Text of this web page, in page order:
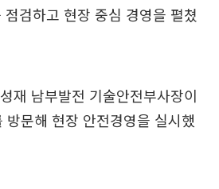
검하고 현장 중심 경영을 펼쳤
재 남부발전 기술안전부사장이
방문해 현장 안전경영을 실시했